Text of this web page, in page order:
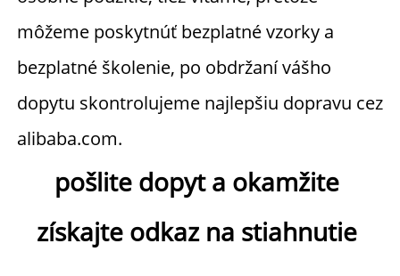
môžeme poskytnúť bezplatné vzorky a
bezplatné školenie, po obdržaní vášho
dopytu skontrolujeme najlepšiu dopravu cez
alibaba.com.
pošlite dopyt a okamžite
získajte odkaz na stiahnutie